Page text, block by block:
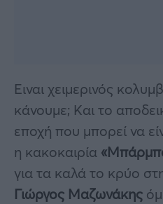
Ειναι χειμερινός
κάνουμε; Kαι το
εποχή που μπορεί να
η κακοκαιρία
για τα καλά το κρύο
Γιώργος Μαζωνάκης